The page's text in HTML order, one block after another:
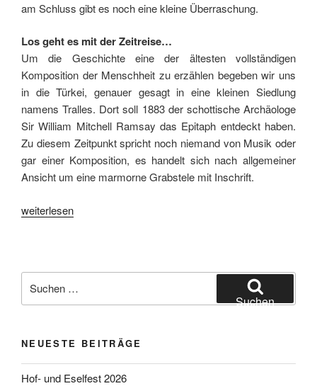
am Schluss gibt es noch eine kleine Überraschung.
Los geht es mit der Zeitreise…
Um die Geschichte eine der ältesten vollständigen
Komposition der Menschheit zu erzählen begeben wir uns
in die Türkei, genauer gesagt in eine kleinen Siedlung
namens Tralles. Dort soll 1883 der schottische Archäologe
Sir William Mitchell Ramsay das Epitaph entdeckt haben.
Zu diesem Zeitpunkt spricht noch niemand von Musik oder
gar einer Komposition, es handelt sich nach allgemeiner
Ansicht um eine marmorne Grabstele mit Inschrift.
„Die
der
Welt
Epitaph“
weiterlesen
nach:
Suchen
NEUESTE BEITRÄGE
Hof- und Eselfest 2026